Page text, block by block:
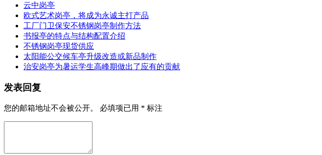
云中岗亭
欧式艺术岗亭，将成为永诚主打产品
工厂门卫保安不锈钢岗亭制作方法
书报亭的特点与结构配置介绍
不锈钢岗亭现货供应
太阳能公交候车亭升级改造或新品制作
治安岗亭为暑运学生高峰期做出了应有的贡献
发表回复
您的邮箱地址不会被公开。 必填项已用 * 标注